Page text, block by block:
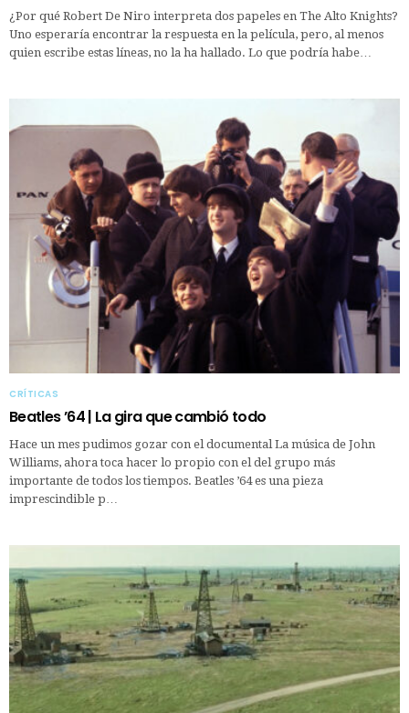
¿Por qué Robert De Niro interpreta dos papeles en The Alto Knights?
Uno esperaría encontrar la respuesta en la película, pero, al menos
quien escribe estas líneas, no la ha hallado. Lo que podría habe…
CRÍTICAS
Beatles ’64 | La gira que cambió todo
Hace un mes pudimos gozar con el documental La música de John
Williams, ahora toca hacer lo propio con el del grupo más
importante de todos los tiempos. Beatles ’64 es una pieza
imprescindible p…